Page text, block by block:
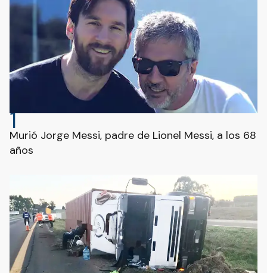
1
Murió Jorge Messi, padre de Lionel Messi, a los 68
años